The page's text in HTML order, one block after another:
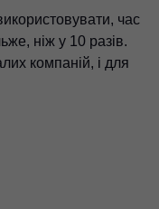
час
ніж у 10 разів.
компаній, і для